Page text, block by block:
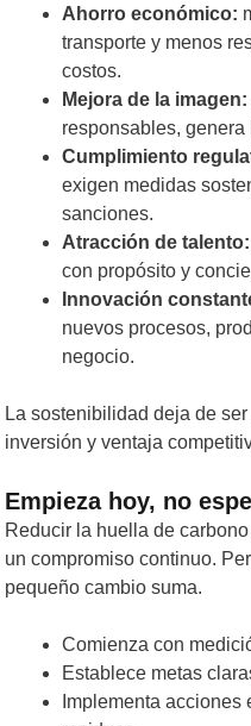
Ahorro económico:
transporte y menos
costos.
Mejora de la imagen:
responsables,
Cumplimiento
exigen medidas
sanciones.
Atracción de talento:
con propósito y
Innovación
nuevos procesos,
negocio.
La sostenibilidad deja de
inversión y ventaja
Empieza hoy, no
Reducir la huella de
un compromiso continuo.
pequeño cambio suma.
Comienza con
Establece metas
Implementa acciones